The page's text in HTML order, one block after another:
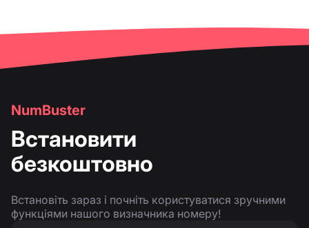
NumBuster
Встановити
безкоштовно
Встановіть зараз і почніть користуватися зручними
функціями нашого визначника номеру!